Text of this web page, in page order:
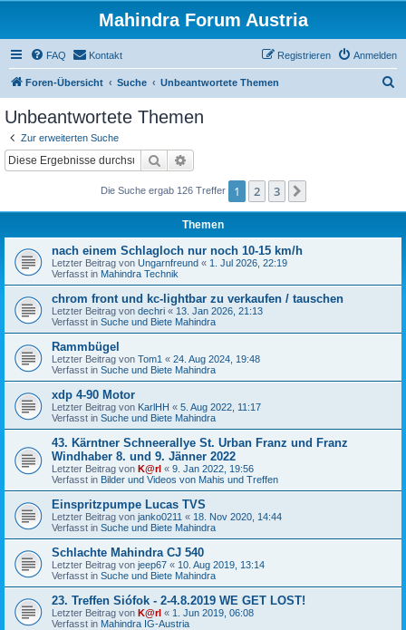
Mahindra Forum Austria
FAQ Kontakt Anmelden
Registrieren
Foren-Übersicht Suche Unbeantwortete Themen
Unbeantwortete Themen
Zur erweiterten Suche
Suche
Die Suche ergab 126 Treffer 1 2 3
Themen
nach einem Schlagloch nur noch 10-15 km/h
Letzter Beitrag von Ungarnfreund « 1. Jul 2026, 22:19
Verfasst in Mahindra Technik
chrom front und kc-lightbar zu verkaufen / tauschen
Letzter Beitrag von dechri « 13. Jan 2026, 21:13
Verfasst in Suche und Biete Mahindra
Rammbügel
Letzter Beitrag von Tom1 « 24. Aug 2024, 19:48
Verfasst in Suche und Biete Mahindra
xdp 4-90 Motor
Letzter Beitrag von KarlHH « 5. Aug 2022, 11:17
Verfasst in Suche und Biete Mahindra
43. Kärntner Schneerallye St. Urban Franz und Franz
Windhaber 8. und 9. Jänner 2022
Letzter Beitrag von K@rl « 9. Jan 2022, 19:56
Verfasst in Bilder und Videos von Mahis und Treffen
Einspritzpumpe Lucas TVS
Letzter Beitrag von janko0211 « 18. Nov 2020, 14:44
Verfasst in Suche und Biete Mahindra
Schlachte Mahindra CJ 540
Letzter Beitrag von jeep67 « 10. Aug 2019, 13:14
Verfasst in Suche und Biete Mahindra
23. Treffen Siófok - 2-4.8.2019 WE GET LOST!
Letzter Beitrag von K@rl « 1. Jun 2019, 06:08
Verfasst in Mahindra IG-Austria